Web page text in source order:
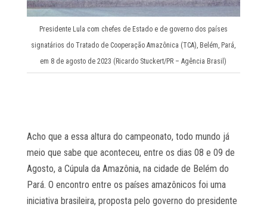
Presidente Lula com chefes de Estado e de governo dos países
signatários do Tratado de Cooperação Amazônica (TCA), Belém, Pará,
em 8 de agosto de 2023 (Ricardo Stuckert/PR – Agência Brasil)
Acho que a essa altura do campeonato, todo mundo já
meio que sabe que aconteceu, entre os dias 08 e 09 de
Agosto, a Cúpula da Amazônia, na cidade de Belém do
Pará. O encontro entre os países amazônicos foi uma
iniciativa brasileira, proposta pelo governo do presidente